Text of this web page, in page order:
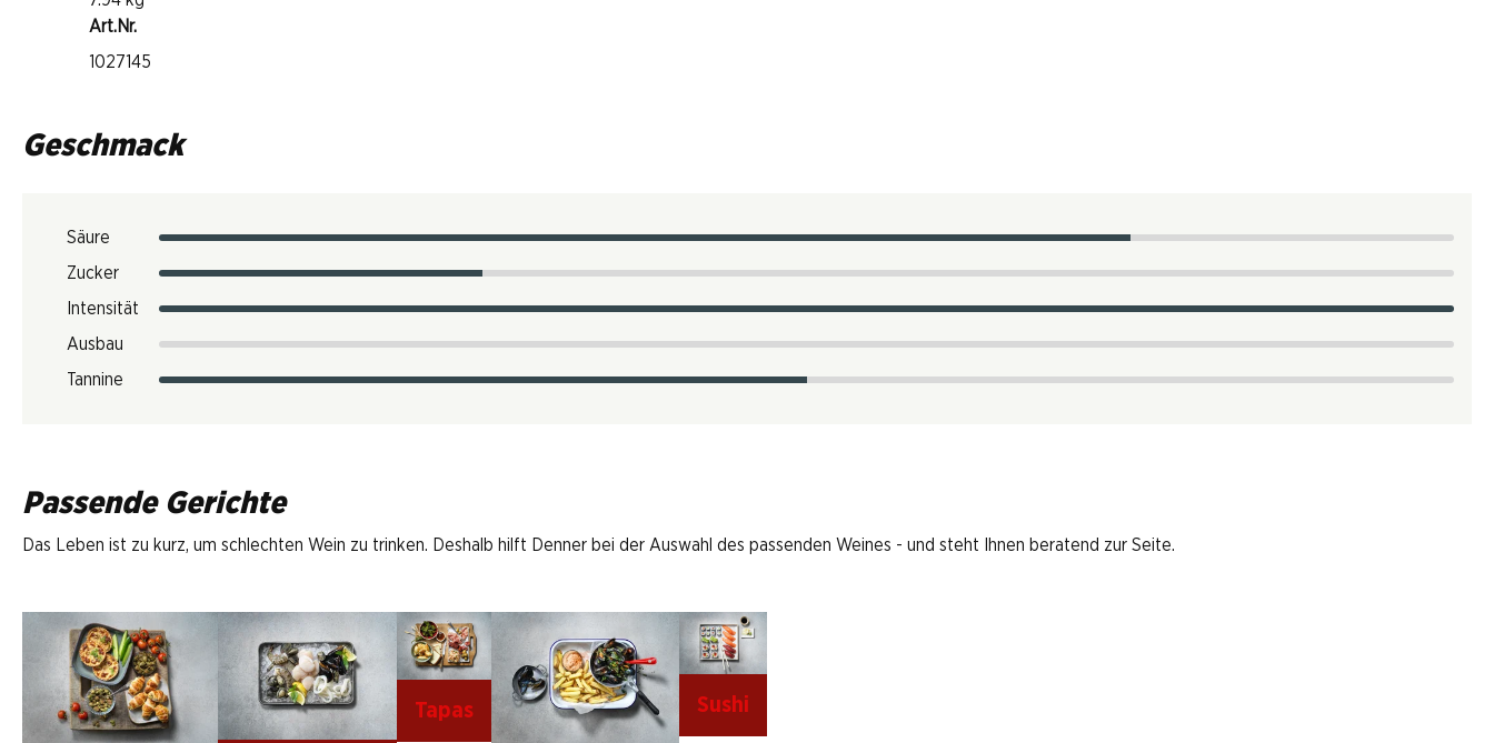
Art.Nr.
1027145
Geschmack
Säure
Zucker
Intensität
Ausbau
Tannine
Passende Gerichte
Das Leben ist zu kurz, um schlechten Wein zu trinken. Deshalb hilft Denner bei der Auswahl des passenden Weines - und steht Ihnen beratend zur Seite.
Tapas Sushi